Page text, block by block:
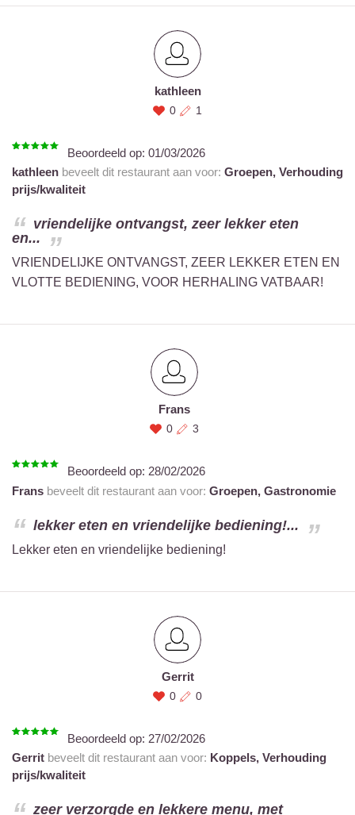
kathleen
0 1
Beoordeeld op: 01/03/2026
kathleen beveelt dit restaurant aan voor: Groepen, Verhouding
prijs/kwaliteit
vriendelijke ontvangst, zeer lekker eten
en...
VRIENDELIJKE ONTVANGST, ZEER LEKKER ETEN EN
VLOTTE BEDIENING, VOOR HERHALING VATBAAR!
Frans
0 3
Beoordeeld op: 28/02/2026
Frans beveelt dit restaurant aan voor: Groepen, Gastronomie
lekker eten en vriendelijke bediening!...
Lekker eten en vriendelijke bediening!
Gerrit
0 0
Beoordeeld op: 27/02/2026
Gerrit beveelt dit restaurant aan voor: Koppels, Verhouding
prijs/kwaliteit
zeer verzorgde en lekkere menu, met